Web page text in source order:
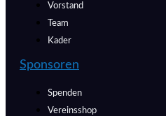
Vorstand
Team
Kader
Sponsoren
Spenden
Vereinsshop